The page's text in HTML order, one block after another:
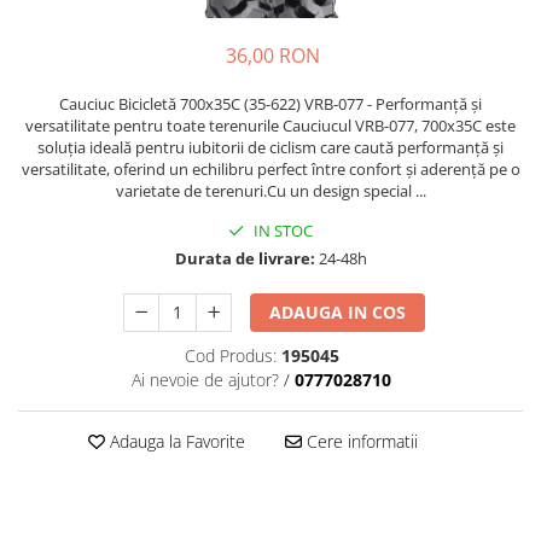
36,00 RON
Cauciuc Bicicletă 700x35C (35-622) VRB-077 - Performanță și
versatilitate pentru toate terenurile Cauciucul VRB-077, 700x35C este
soluția ideală pentru iubitorii de ciclism care caută performanță și
versatilitate, oferind un echilibru perfect între confort și aderență pe o
varietate de terenuri.Cu un design special ...
IN STOC
Durata de livrare: 24-48h
ADAUGA IN COS
Cod Produs: 195045
Ai nevoie de ajutor? / 0777028710
Adauga la Favorite Cere informatii